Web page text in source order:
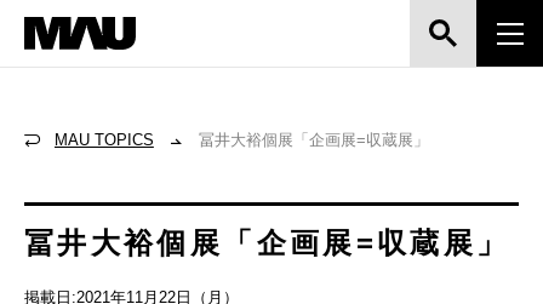
MAU TOPICS 冨井大裕個展「企画展=収蔵展」
冨井大裕個展「企画展=収蔵展」
掲載日:2021年11月22日（月）